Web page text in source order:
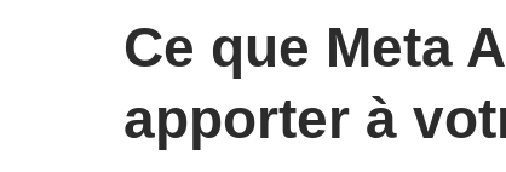
Ce que Meta
apporter à